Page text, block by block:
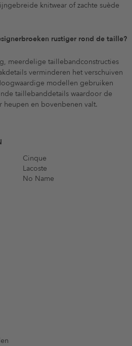
knitwear of zachte suède
rustiger rond de taille?
meerdelige taillebandconstructies
verminderen het verschuiven
modellen gebruiken
taillebanddetails waardoor de
en bovenbenen valt.
Cinque
Lacoste
No Name